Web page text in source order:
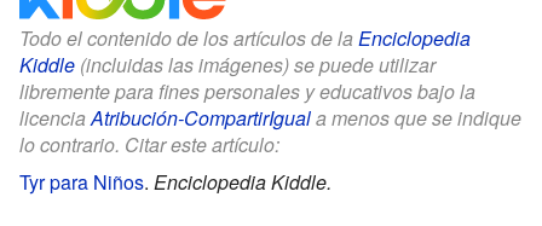
Todo el contenido de los artículos de la Enciclopedia
Kiddle (incluidas las imágenes) se puede utilizar
libremente para fines personales y educativos bajo la
licenciaAtribución-CompartirIguala menos que se indique
lo contrario. Citar este artículo:
Tyr para Niños. Enciclopedia Kiddle.